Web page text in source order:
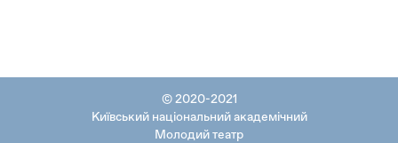
© 2020-2021
Київський національний академічний
Молодий театр